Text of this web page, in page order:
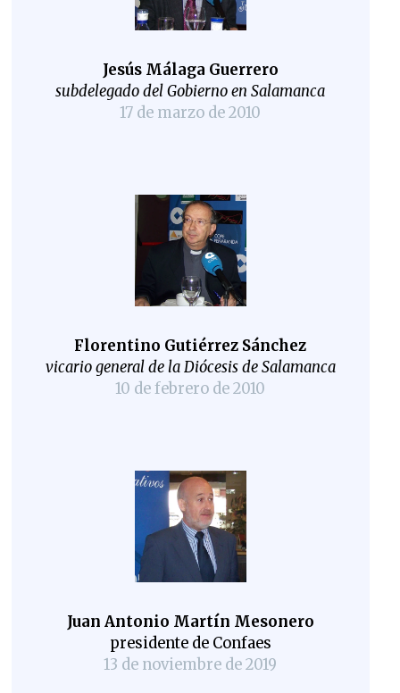
Jesús Málaga Guerrero
subdelegado del Gobierno en Salamanca
17 de marzo de 2010
Florentino Gutiérrez Sánchez
vicario general de la Diócesis de Salamanca
10 de febrero de 2010
Juan Antonio Martín Mesonero
presidente de Confaes
13 de noviembre de 2019